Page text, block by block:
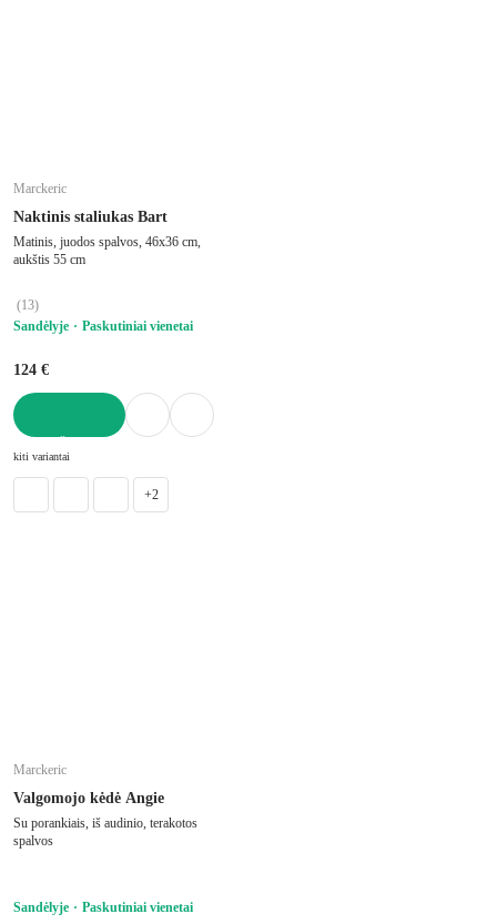
Marckeric
Naktinis staliukas Bart
Matinis, juodos spalvos, 46x36 cm,
aukštis 55 cm
(13)
Sandėlyje
Paskutiniai vienetai
124 €
kiti variantai
+2
Marckeric
Valgomojo kėdė Angie
Su porankiais, iš audinio, terakotos
spalvos
Sandėlyje Paskutiniai vienetai